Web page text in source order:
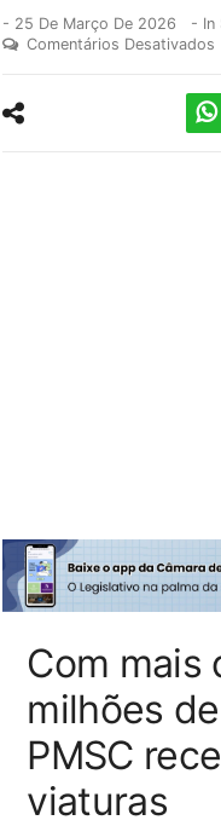
- 25 De Março De 2026 - In
Comentários Desativados
Com mais
milhões
PMSC
viaturas